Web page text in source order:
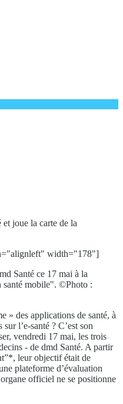
joue la carte de la
width="178"]
Santé ce 17 mai à la
santé mobile". ©Photo :
» des applications de santé, à
l’e-santé ? C’est son
vendredi 17 mai, les trois
- de dmd Santé. A partir
leur objectif était de
plateforme d’évaluation
officiel ne se positionne